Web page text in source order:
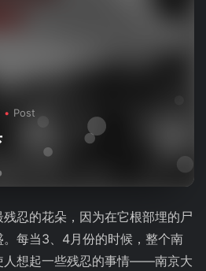
Post
忍的花朵，因为在它根部埋的尸
每当3、4月份的时候，整个南
人想起一些残忍的事情——南京大